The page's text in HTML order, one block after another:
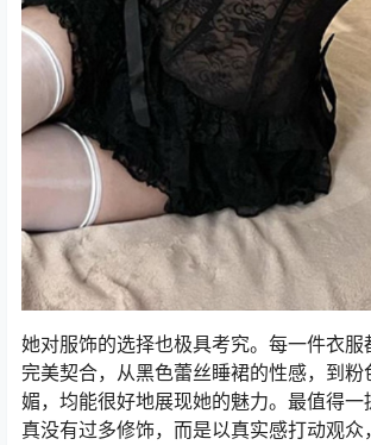
她对服饰的选择也极具考究。每一件衣服
完美契合，从黑色蕾丝睡裙的性感，到粉
媚，均能很好地展现她的魅力。最值得一
真没有过多修饰，而是以真实感打动观